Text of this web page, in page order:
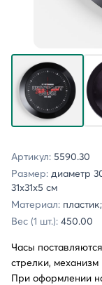
Артикул: 5590.30
Размер: диаметр
31х31х5 см
Материал:
Вес (1 шт.): 450.00
Часы
стрелки,
При оформлении